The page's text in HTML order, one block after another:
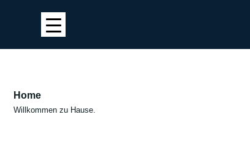
Home
Willkommen zu Hause.